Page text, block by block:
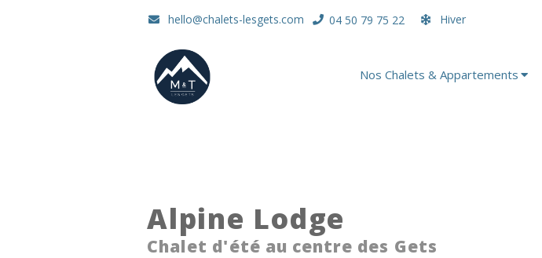
hello@chalets-lesgets.com 04 50 79 75 22 Hiver
Nos Chalets & Appartements
Alpine Lodge
Chalet d'été au centre des Gets